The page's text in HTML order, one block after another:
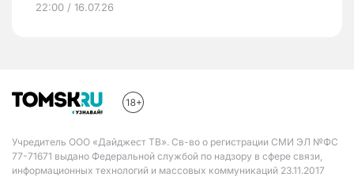
22:00 / 16.07.26
Учредитель ООО «Дайджест ТВ». Св-во о регистрации СМИ ЭЛ №ФС
77-71671 выдано Федеральной службой по надзору в сфере связи,
информационных технологий и массовых коммуникаций 23.11.2017